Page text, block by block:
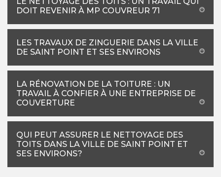
DOIT REVENIR À MP COUVREUR 71
LES TRAVAUX DE ZINGUERIE DANS LA VILLE
DE SAINT POINT ET SES ENVIRONS
LA RÉNOVATION DE LA TOITURE : UN
TRAVAIL À CONFIER À UNE ENTREPRISE DE
COUVERTURE
QUI PEUT ASSURER LE NETTOYAGE DES
TOITS DANS LA VILLE DE SAINT POINT ET
SES ENVIRONS?